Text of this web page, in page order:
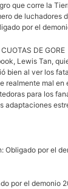
que corre la
de luchadores
por el
DE GORE
Lewis Tan,
bien al ver los
realmente mal en
para los
adaptaciones
Obligado por el
por el demonio